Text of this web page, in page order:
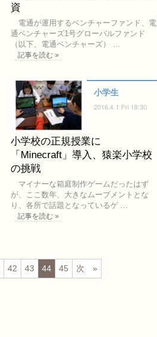
資
電通が運用するベンチャーファンド、電
通ベンチャーズ1号グローバルファンド
（以下、電通ベンチャーズ） …
記事を読む »
小学生
2016.4.1 Fri 18:30
小学校の正規授業に
「Minecraft」導入、猿楽小学校
の挑戦
マイナーな箱庭制作ゲームだったはず
が、ここ数年、大きなムーブメントとな
り、各所で話題となっているゲ …
記事を読む »
42 43 44 45 次